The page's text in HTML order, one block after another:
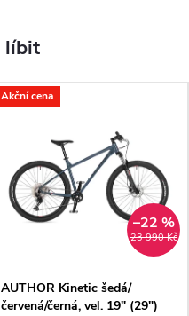
Akční cena
23 990 Kč
–22 %
AUTHOR Kinetic šedá/
červená/černá, vel. 19" (29")